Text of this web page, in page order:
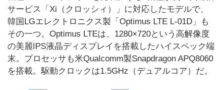
サービス「Xi（クロッシィ）」に対応したモデルで、
韓国LGエレクトロニクス製「Optimus LTE L-01D」も
その一つ。Optimus LTEは、1280×720という高解像度
の美麗IPS液晶ディスプレイを搭載したハイスペック端
末。プロセッサも米Qualcomm製Snapdragon APQ8060
を搭載。駆動クロックは1.5GHz（デュアルコア）だ。